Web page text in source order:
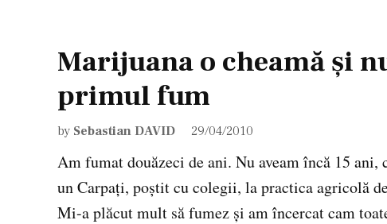
Marijuana o cheamă şi
primul fum
by Sebastian DAVID 29/04/2010
Am fumat douăzeci de ani. Nu aveam încă 15
un Carpaţi, poştit cu colegii, la practica agricolă
Mi-a plăcut mult să fumez şi am încercat cam